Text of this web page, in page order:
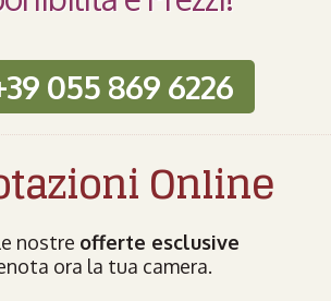
055 869 6226
Online
nostre offerte esclusive
ora la tua camera.